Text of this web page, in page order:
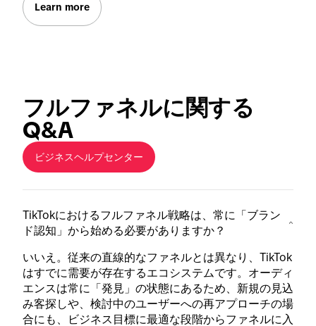
Learn more
フルファネルに関する
Q&A
ビジネスヘルプセンター
TikTokにおけるフルファネル戦略は、常に「ブラン
ド認知」から始める必要がありますか？
いいえ。従来の直線的なファネルとは異なり、TikTok
はすでに需要が存在するエコシステムです。オーディ
エンスは常に「発見」の状態にあるため、新規の見込
み客探しや、検討中のユーザーへの再アプローチの場
合にも、ビジネス目標に最適な段階からファネルに入